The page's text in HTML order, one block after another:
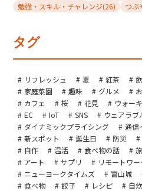
勉強・スキル・チャレンジ(26) つぶ
タグ
リフレッシュ 夏 紅茶
家庭菜園
趣味 グルメ
カフェ
桜 花見 ウォー
EC
IoT SNS ウェアラブ
ダイナミックプライシング
通信
新スポット
誕生日 防災
自作
温活 食べ物の話
アート
サプリ リモートワー
ニューヨークタイムズ
富山城
食べ物
餃子 レシピ 自炊